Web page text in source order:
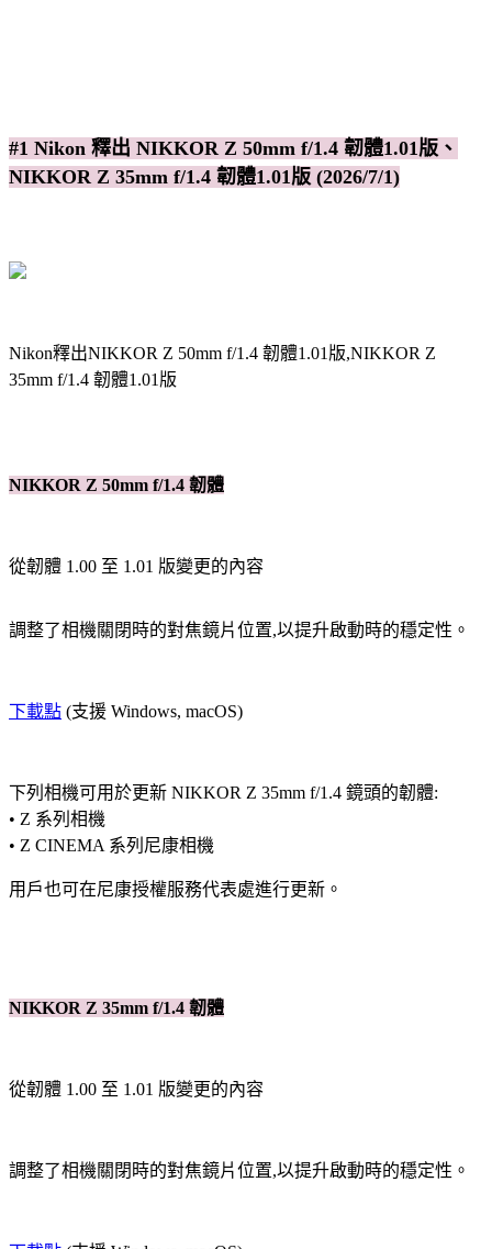
#1 Nikon 釋出 NIKKOR Z 50mm f/1.4 韌體1.01版、
NIKKOR Z 35mm f/1.4 韌體1.01版 (2026/7/1)
Nikon釋出NIKKOR Z 50mm f/1.4 韌體1.01版,NIKKOR Z
35mm f/1.4 韌體1.01版
NIKKOR Z 50mm f/1.4 韌體
從韌體 1.00 至 1.01 版變更的內容
調整了相機關閉時的對焦鏡片位置,以提升啟動時的穩定性。
下載點 (支援 Windows, macOS)
下列相機可用於更新 NIKKOR Z 35mm f/1.4 鏡頭的韌體:
• Z 系列相機
• Z CINEMA 系列尼康相機
用戶也可在尼康授權服務代表處進行更新。
NIKKOR Z 35mm f/1.4 韌體
從韌體 1.00 至 1.01 版變更的內容
調整了相機關閉時的對焦鏡片位置,以提升啟動時的穩定性。